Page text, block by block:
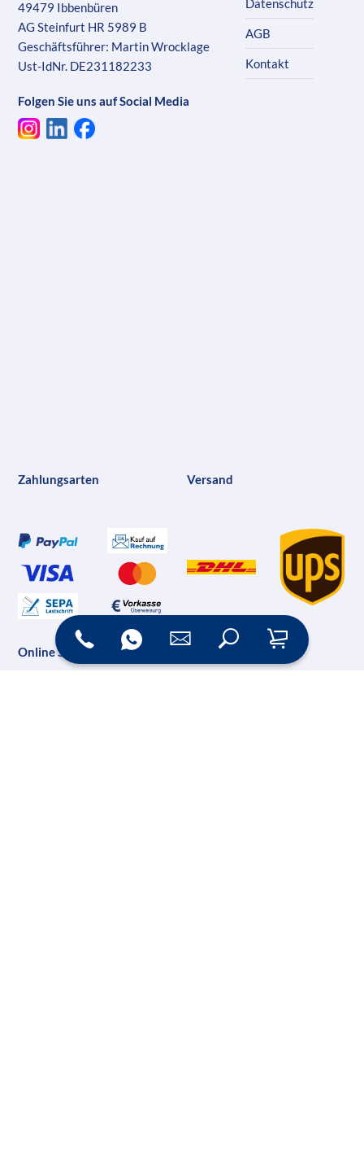
49479 Ibbenbüren
AG Steinfurt HR 5989 B
Geschäftsführer: Martin Wrocklage
Ust-IdNr. DE231182233
Folgen Sie uns auf Social Media
Datenschutz
AGB
Kontakt
Zahlungsarten Versand
Online Shop